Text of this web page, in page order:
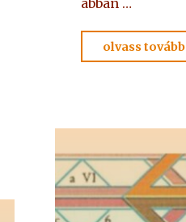
abban …
olvass tovább